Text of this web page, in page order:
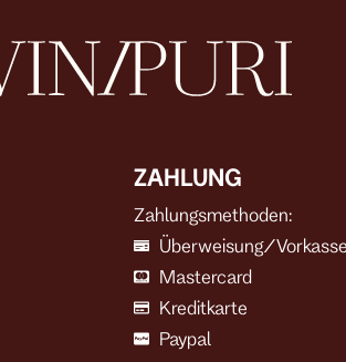
ZAHLUNG
Zahlungsmethoden:
Überweisung/Vorkasse
Mastercard
Kreditkarte
Paypal